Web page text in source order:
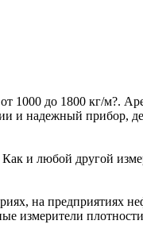
1000 до 1800 кг/м?.
и надежный прибор,
и любой другой
на предприятиях
измерители